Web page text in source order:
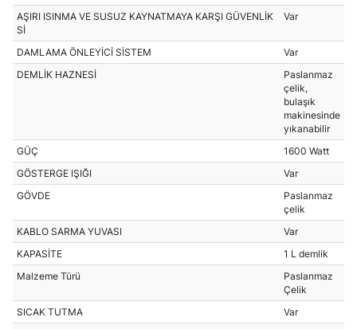
AŞIRI ISINMA VE SUSUZ KAYNATMAYA KARŞI GÜVENLİK
Sİ
Var
DAMLAMA ÖNLEYİCİ SİSTEM
Var
DEMLİK HAZNESİ
Paslanmaz
çelik,
bulaşık
makinesinde
yıkanabilir
GÜÇ
1600 Watt
GÖSTERGE IŞIĞI
Var
GÖVDE
Paslanmaz
çelik
KABLO SARMA YUVASI
Var
KAPASİTE
1 L demlik
Malzeme Türü
Paslanmaz
Çelik
SICAK TUTMA
Var